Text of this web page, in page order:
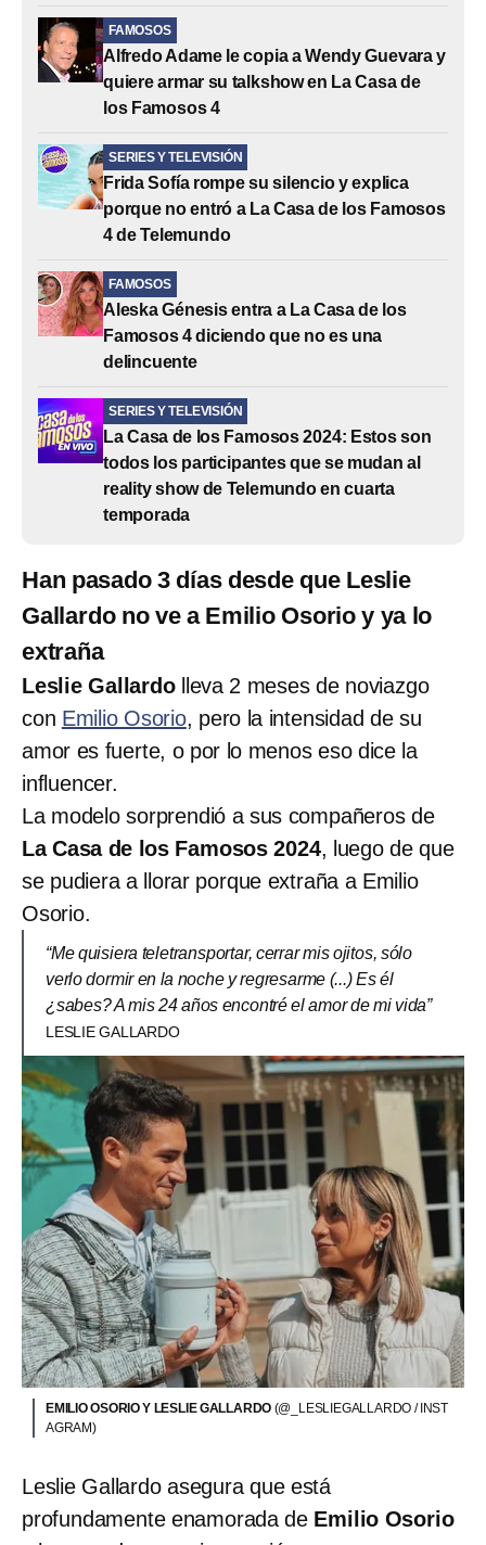
FAMOSOS
Alfredo Adame le copia a Wendy Guevara y
quiere armar su talkshow en La Casa de
los Famosos 4
SERIES Y TELEVISIÓN
Frida Sofía rompe su silencio y explica
porque no entró a La Casa de los Famosos
4 de Telemundo
FAMOSOS
Aleska Génesis entra a La Casa de los
Famosos 4 diciendo que no es una
delincuente
SERIES Y TELEVISIÓN
La Casa de los Famosos 2024: Estos son
todos los participantes que se mudan al
reality show de Telemundo en cuarta
temporada
Han pasado 3 días desde que Leslie
Gallardo no ve a Emilio Osorio y ya lo
extraña
Leslie Gallardolleva 2 meses de noviazgo
con Emilio Osorio, pero la intensidad de su
amor es fuerte, o por lo menos eso dice la
influencer.
La modelo sorprendió a sus compañeros de
La Casa de los Famosos 2024, luego de que
se pudiera a llorar porque extraña a Emilio
Osorio.
“Me quisiera teletransportar, cerrar mis ojitos, sólo
verlo dormir en la noche y regresarme (...) Es él
¿sabes? A mis 24 años encontré el amor de mi vida”
LESLIE GALLARDO
EMILIO OSORIO Y LESLIE GALLARDO (@_LESLIEGALLARDO / INST
AGRAM)
Leslie Gallardo asegura que está
profundamente enamorada de Emilio Osorio